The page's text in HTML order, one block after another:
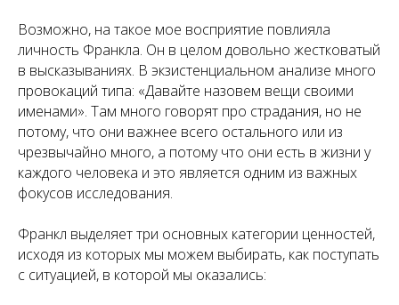
Возможно, на такое мое восприятие повлияла
личность Франкла. Он в целом довольно жестковатый
в высказываниях. В экзистенциальном анализе много
провокаций типа: «Давайте назовем вещи своими
именами». Там много говорят про страдания, но не
потому, что они важнее всего остального или из
чрезвычайно много, а потому что они есть в жизни у
каждого человека и это является одним из важных
фокусов исследования.
Франкл выделяет три основных категории ценностей,
исходя из которых мы можем выбирать, как поступать
с ситуацией, в которой мы оказались: